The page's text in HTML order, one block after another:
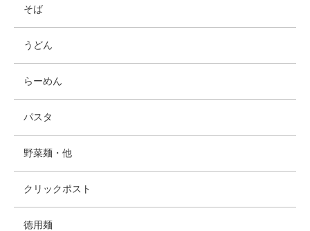
そば
うどん
らーめん
パスタ
野菜麺・他
クリックポスト
徳用麺